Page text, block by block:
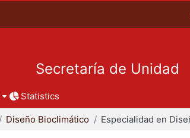
Secretaría de Unidad
Statistics
Diseño Bioclimático